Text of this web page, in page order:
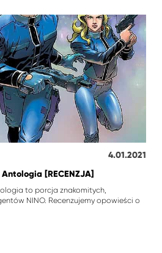
4.01.2021
[RECENZJA]
to porcja znakomitych,
NINO. Recenzujemy opowieści o